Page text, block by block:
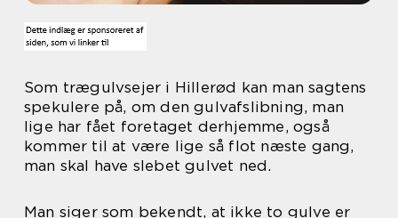
Som trægulvsejer i Hillerød kan man sagtens
spekulere på, om den gulvafslibning, man
lige har fået foretaget derhjemme, også
kommer til at være lige så flot næste gang,
man skal have slebet gulvet ned.
Man siger som bekendt, at ikke to gulve er